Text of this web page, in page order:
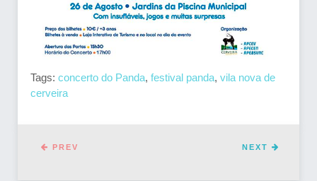
Tags: concerto do Panda, festival panda, vila nova de
cerveira
NEXT
PREV